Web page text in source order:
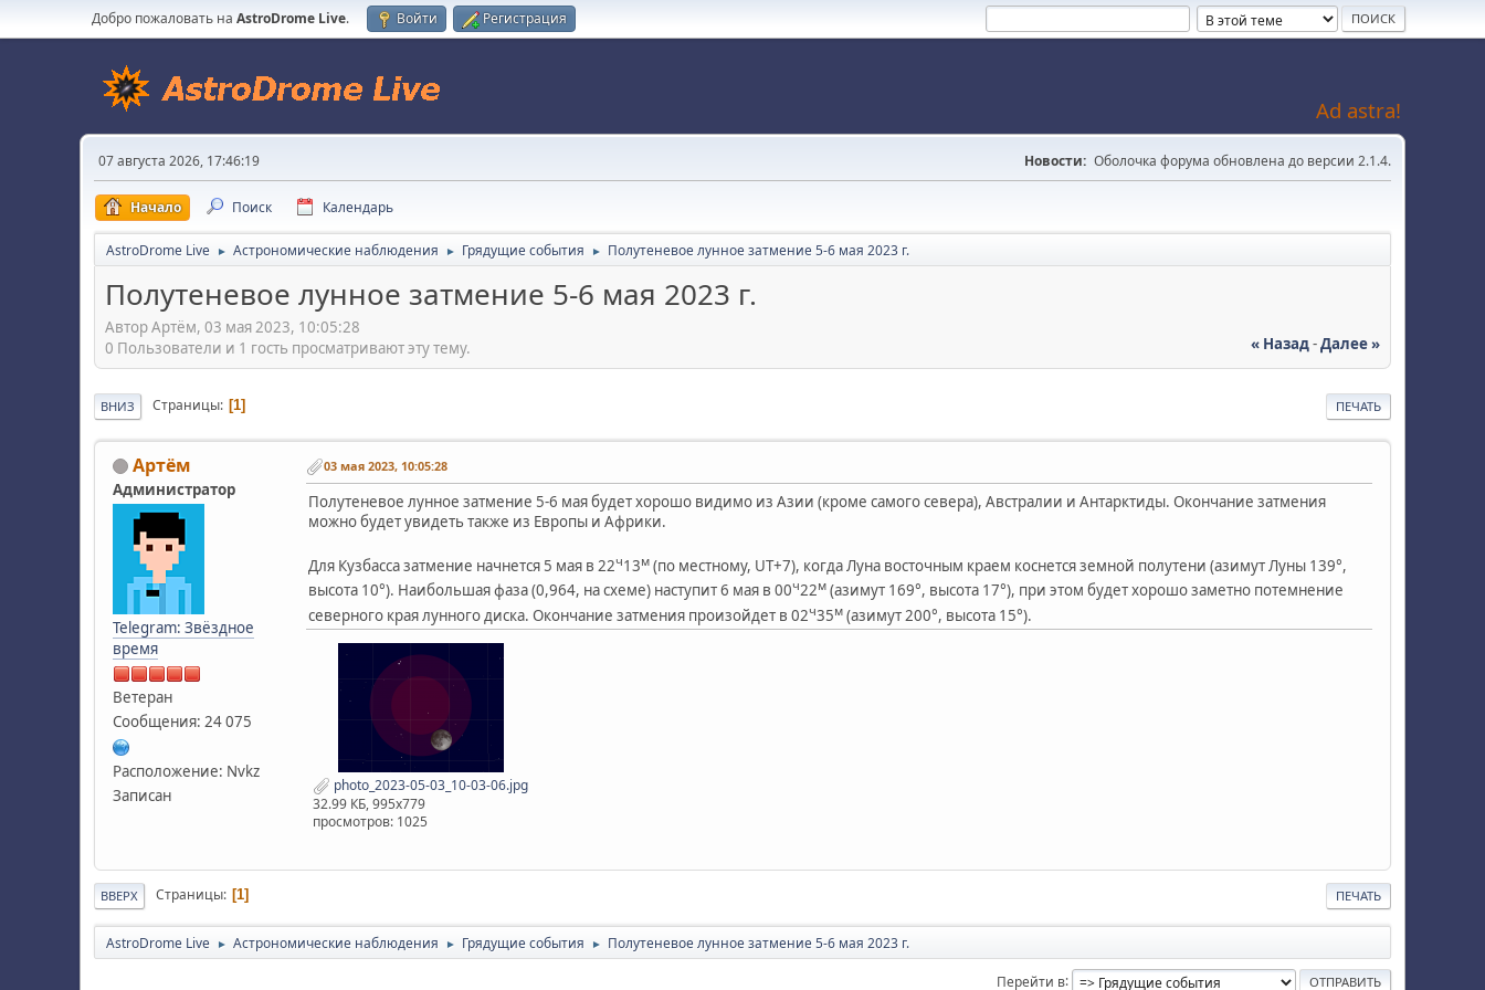
Добро пожаловать на AstroDrome Live. Войти Регистрация
Ad astra!
07 августа 2026, 17:46:19 Новости: Оболочка форума обновлена до версии 2.1.4.
Начало Поиск Календарь
AstroDrome Live ► Астрономические наблюдения ► Грядущие события ► Полутеневое лунное затмение 5-6 мая 2023 г.
Полутеневое лунное затмение 5-6 мая 2023 г.
Автор Артём, 03 мая 2023, 10:05:28
« Назад-Далее »
0 Пользователи и 1 гость просматривают эту тему.
ПЕЧАТЬ
ВНИЗ Страницы 1
Артём
Администратор
Telegram: Звёздное
время
Ветеран
Сообщения: 24 075
Расположение: Nvkz
Записан
03 мая 2023, 10:05:28
Полутеневое лунное затмение 5-6 мая будет хорошо видимо из Азии (кроме самого севера), Австралии и Антарктиды. Окончание затмения
можно будет увидеть также из Европы и Африки.
Для Кузбасса затмение начнется 5 мая в 22ч13м (по местному, UT+7), когда Луна восточным краем коснется земной полутени (азимут Луны 139°,
высота 10°). Наибольшая фаза (0,964, на схеме) наступит 6 мая в 00ч22м (азимут 169°, высота 17°), при этом будет хорошо заметно потемнение
северного края лунного диска. Окончание затмения произойдет в 02ч35м (азимут 200°, высота 15°).
photo_2023-05-03_10-03-06.jpg
32.99 КБ, 995x779
просмотров: 1025
ПЕЧАТЬ
ВВЕРХ Страницы 1
AstroDrome Live ► Астрономические наблюдения ► Грядущие события ► Полутеневое лунное затмение 5-6 мая 2023 г.
Перейти в